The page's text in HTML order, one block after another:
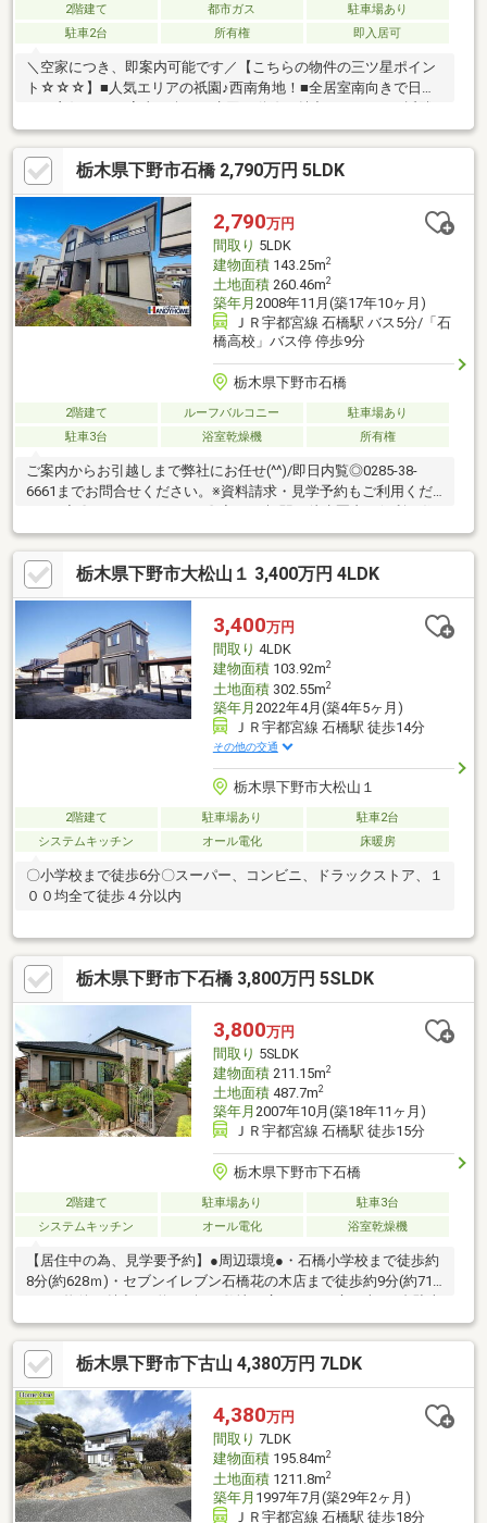
2階建て 都市ガス
駐車場あり
駐車2台
所有権 即入居可
＼空家につき、即案内可能です／【こちらの物件の三ツ星ポイン
ト☆☆☆】■人気エリアの祇園♪西南角地！■全居室南向きで日当
には大きな公園があり、子育て世代にもオススメの物件です！当
社は全員が【宅地建物取引士】！ご購入の手続き・住宅ローン
等、一緒にサポートします♪お問い合わせは、電話・メールどちら
でもOK！また、しつこい営業活動はしてません！来店時アンケー
ト記入等一切なし！まずは、お気軽にお問い合わせください♪
栃木県下野市石橋 2,790万円 5LDK
2,790万円
間取り 5LDK
建物面積143.25m2
土地面積260.46m2
築年月 2008年11月(築17年10ヶ月)
ＪＲ宇都宮線 石橋駅 バス5分/「石
橋高校」バス停 停歩9分
栃木県下野市石橋
2階建て ルーフバルコニー
駐車場あり
駐車3台
浴室乾燥機 所有権
ご案内からお引越しまで弊社にお任せ(^^)/即日内覧◎0285-38-
6661までお問合せください。※資料請求・見学予約もご利用くだ
環境♪敷地広々78坪超え！カースペース並列3台～南庭では家庭菜
園やBBQもお楽しみいただけます。建物も大変綺麗で丁寧に住ま
われていたのが見受けられる豪邸です。大家族におススメの物
件！まずはお気軽にお問合せください(^^)/
栃木県下野市大松山１ 3,400万円 4LDK
3,400万円
間取り 4LDK
建物面積103.92m2
土地面積302.55m2
築年月 2022年4月(築4年5ヶ月)
ＪＲ宇都宮線 石橋駅 徒歩14分
その他の交通
栃木県下野市大松山１
2階建て 駐車場あり
駐車2台
システムキッチン
オール電化 床暖房
〇小学校まで徒歩6分〇スーパー、コンビニ、ドラックストア、１
００均全て徒歩４分以内
栃木県下野市下石橋 3,800万円 5SLDK
3,800万円
間取り 5SLDK
建物面積211.15m2
土地面積487.7m2
築年月 2007年10月(築18年11ヶ月)
ＪＲ宇都宮線 石橋駅 徒歩15分
栃木県下野市下石橋
2階建て 駐車場あり
駐車3台
システムキッチン
オール電化 浴室乾燥機
【居住中の為、見学要予約】●周辺環境●・石橋小学校まで徒歩約
8分(約628ｍ)・セブンイレブン石橋花の木店まで徒歩約9分(約712
可能！親子2世代暮らせる5SLDKの広い間取りが魅力♪・サンルー
ムがあり雨の日も安心、植物を育てたりペットの日向ぼっこにも
良さそう♪・オール電化+太陽光搭載！パントリーや玄関クローク
もあり収納豊富！◆住宅ローン相談実施中◆住宅ローンの不安な
点や疑問について安心して住宅購入できるよう最後までサポート
いたします！些細な事も全力で当店スタッフがサポート致しま
す！お気軽に相談下さい♪
栃木県下野市下古山 4,380万円 7LDK
4,380万円
間取り 7LDK
建物面積195.84m2
土地面積1211.8m2
築年月 1997年7月(築29年2ヶ月)
ＪＲ宇都宮線 石橋駅 徒歩18分